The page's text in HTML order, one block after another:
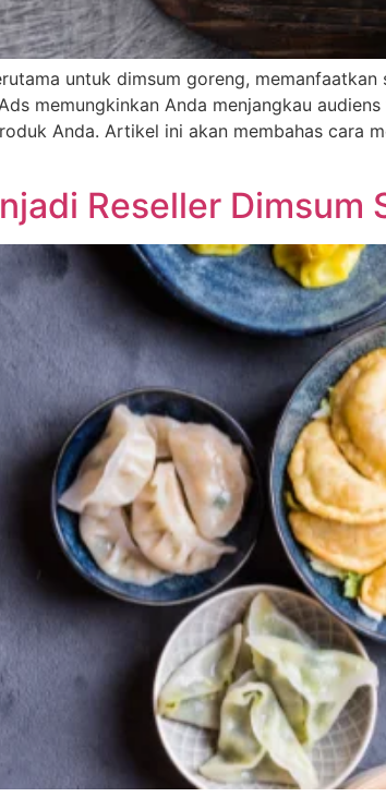
untuk dimsum goreng,
memungkinkan Anda menjangkau
Anda. Artikel ini akan membahas cara
Reseller Dimsum